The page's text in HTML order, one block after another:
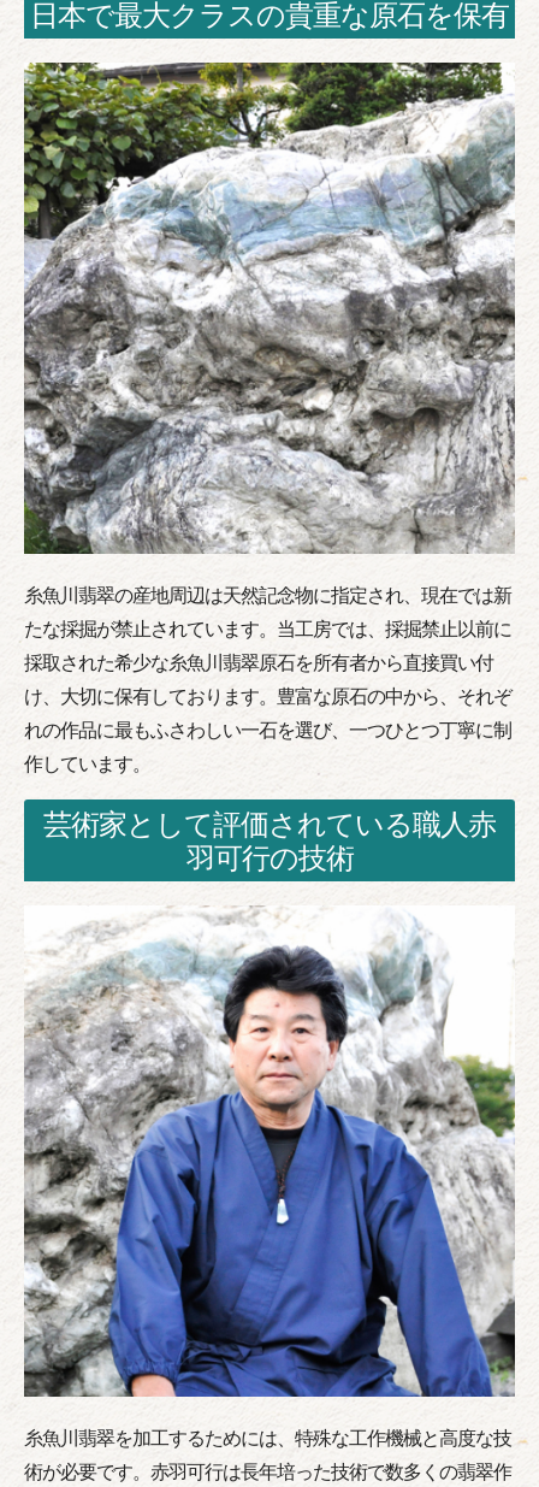
日本で最大クラスの貴重な原石を保有
糸魚川翡翠の産地周辺は天然記念物に指定され、現在では新
たな採掘が禁止されています。当工房では、採掘禁止以前に
採取された希少な糸魚川翡翠原石を所有者から直接買い付
け、大切に保有しております。豊富な原石の中から、それぞ
れの作品に最もふさわしい一石を選び、一つひとつ丁寧に制
作しています。
芸術家として評価されている職人赤
羽可行の技術
糸魚川翡翠を加工するためには、特殊な工作機械と高度な技
術が必要です。赤羽可行は長年培った技術で数多くの翡翠作